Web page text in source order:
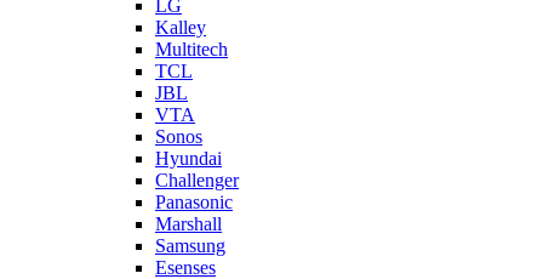
LG
Kalley
Multitech
TCL
JBL
VTA
Sonos
Hyundai
Challenger
Panasonic
Marshall
Samsung
Esenses